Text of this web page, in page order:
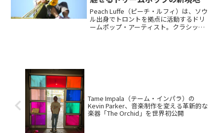
曲を収録。
Peach Luffe（ピーチ・ルフィ）は、ソウ
ル出身でトロントを拠点に活動するドリ
ームポップ・アーティスト。クラシック
Tame Impala（テーム・インパラ）の
Kevin Parker、音楽制作を変える革新的な
楽器「The Orchid」を世界初公開